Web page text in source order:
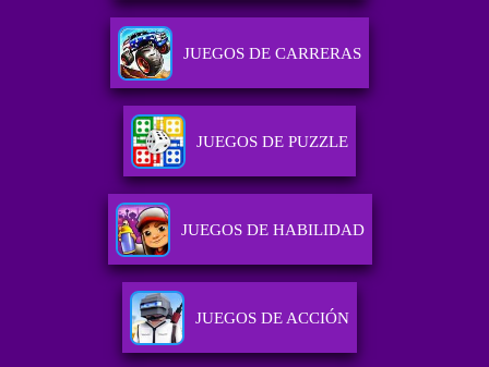
JUEGOS DE CARRERAS
JUEGOS DE PUZZLE
JUEGOS DE HABILIDAD
JUEGOS DE ACCIÓN